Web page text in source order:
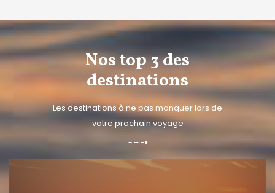
Nos top 3 des
destinations
Les destinations à ne pas manquer lors de
votre prochain voyage